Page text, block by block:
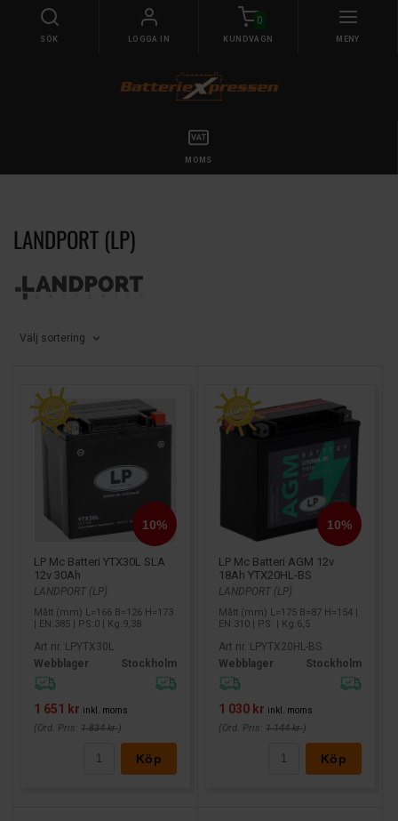
SÖK LOGGA IN
0
KUNDVAGN MENY
MOMS
LANDPORT (LP)
Välj sortering
LP Mc Batteri YTX30L SLA
12v 30Ah
LANDPORT (LP)
Mått (mm) L=166 B=126 H=173
| EN:385 | PS:0 | Kg:9,38
Art nr. LPYTX30L
Webblager
Stockholm
1 651 kr inkl. moms
(Ord. Pris: 1 834 kr)
Köp
LP Mc Batteri AGM 12v
18Ah YTX20HL-BS
LANDPORT (LP)
Mått (mm) L=175 B=87 H=154 |
EN:310 | PS: | Kg:6,5
Art nr. LPYTX20HL-BS
Webblager
Stockholm
1 030 kr inkl. moms
(Ord. Pris: 1 144 kr)
Köp